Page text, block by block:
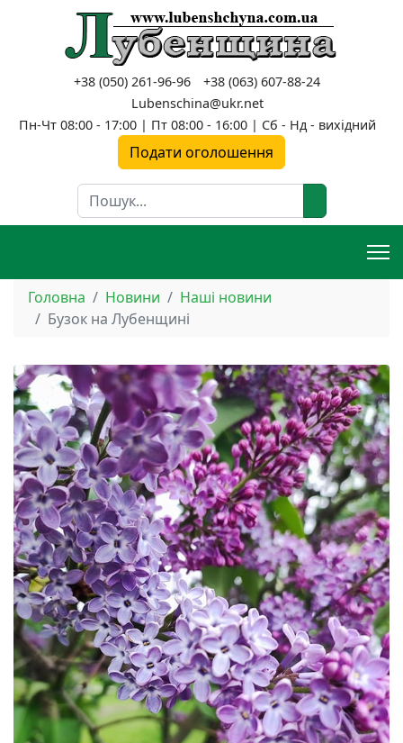
+38 (050) 261-96-96
+38 (063) 607-88-24
Lubenschina@ukr.net
Пн-Чт 08:00 - 17:00 | Пт 08:00 - 16:00 | Сб - Нд - вихідний
Подати оголошення
Пошук
Головна Новини
Наші новини
Бузок на Лубенщині